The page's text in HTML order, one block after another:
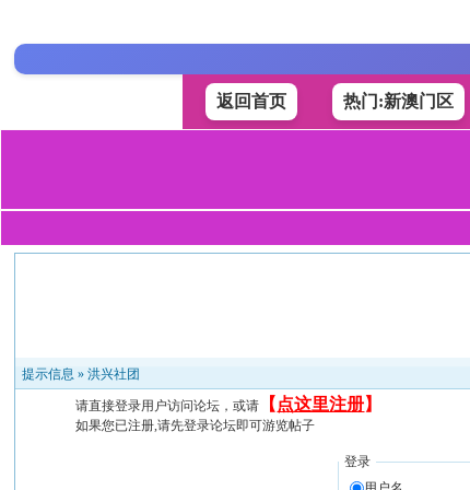
返回首页 热门:新澳门区
提示信息 »洪兴社团
请直接登录用户访问论坛，或请 【 点这里注册】
如果您已注册,请先登录论坛即可游览帖子
登录